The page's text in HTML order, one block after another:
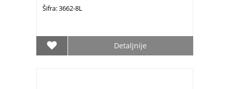
Šifra: 3662-8L
Detaljnije